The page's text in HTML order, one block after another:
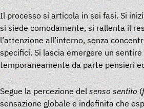
Il processo si articola in sei fasi. Si
si siede comodamente, si rallenta il
l’attenzione all’interno, senza
specifici. Si lascia emergere un
temporaneamente da parte pensieri
Segue la percezione delsenso sentito(
sensazione globale e indefinita che